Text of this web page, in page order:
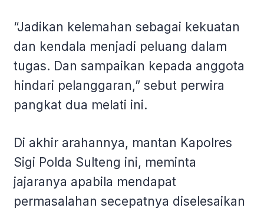
“Jadikan kelemahan sebagai kekuatan
dan kendala menjadi peluang dalam
tugas. Dan sampaikan kepada anggota
hindari pelanggaran,” sebut perwira
pangkat dua melati ini.
Di akhir arahannya, mantan Kapolres
Sigi Polda Sulteng ini, meminta
jajaranya apabila mendapat
permasalahan secepatnya diselesaikan